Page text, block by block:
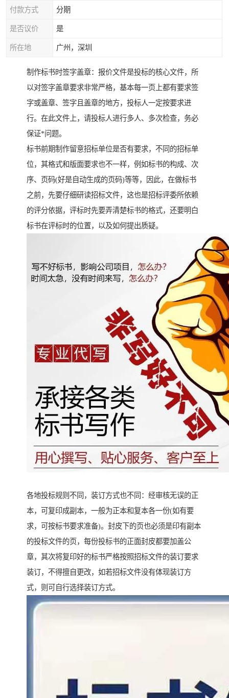
付款方式 分期
是否议价 是
所在地 广州，深圳
制作标书时签字盖章：报价文件是投标的核心文件，所
以对签字盖章要求非常严格，基本每一页上都有要求签
字或盖章、签字且盖章的地方，投标人一定按要求进
行。在此文件上，请投标人进行多人、多次检查，务必
保证*问题。
标书前期制作留意招标单位是否有要求，不同的招标单
位，其格式和版面要求也不一样，例如标书的构成、次
序、页码(好是自动生成的页码)等等，因此，在做标书
之前，先要仔细研读招标文件，这也是招标评委所依赖
的评分依据，评标时先要弄清楚标书的格式，还要明白
标书在评标时的位置，以及如何提出质疑。
各地投标规则不同，装订方式也不同：经审核无误的正
本，可复印成副本，一般为正本和复本各一份(如有要
求，可按标书要求准备)。封皮下的页也必须是印有副本
的投标文件的页，每份投标书的正面封皮都要加盖公
章，其次将复印好的标书严格按照招标文件的装订要求
装订，不得擅自更改，如若招标文件没有体现装订方
式，则可自行选择装订方式。